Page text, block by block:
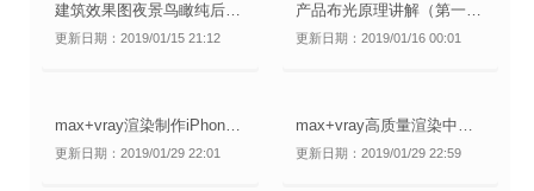
建筑效果图夜景鸟瞰纯后期制作
更新日期：2019/01/15 21:12
产品布光原理讲解（第一讲）
更新日期：2019/01/16 00:01
max+vray渲染制作iPhone玫瑰金手机
更新日期：2019/01/29 22:01
max+vray高质量渲染中国红耳机
更新日期：2019/01/29 22:59